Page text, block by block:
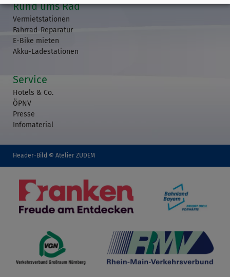
Rund ums Rad
Vermietstationen
Fahrrad-Reparatur
E-Bike mieten
Akku-Ladestationen
Service
Hotels & Co.
ÖPNV
Presse
Infomaterial
Header-Bild © Atelier ZUDEM